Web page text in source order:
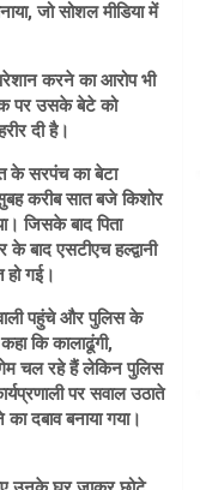
जो सोशल मीडिया में
करने का आरोप भी
पर उसके बेटे को
दी है।
के सरपंच का बेटा
करीब सात बजे किशोर
जिसके बाद पिता
बाद एसटीएच हल्द्वानी
हो गई।
पहुंचे और पुलिस के
कि कालाढूंगी,
चल रहे हैं लेकिन पुलिस
पर सवाल उठाते
दबाव बनाया गया।